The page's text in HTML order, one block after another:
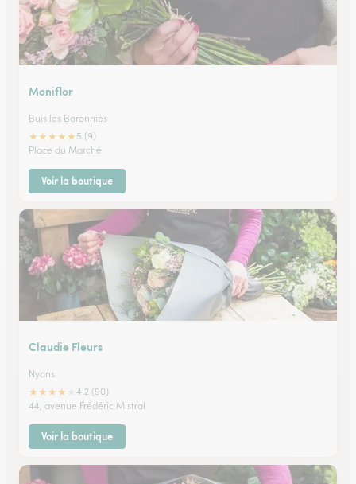
Moniflor
Buis les Baronnies
★★★★★ 5 (9)
Place du Marché
Voir la boutique
Claudie Fleurs
Nyons
★★★★
4.2 (90)
44, avenue Frédéric Mistral
Voir la boutique